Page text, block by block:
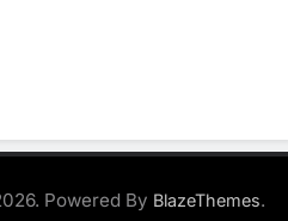
Powered By BlazeThemes.